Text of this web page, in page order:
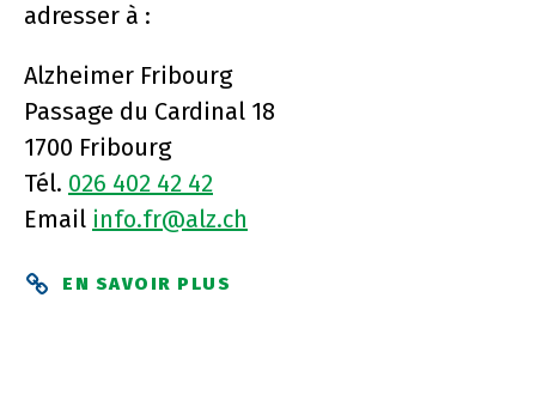
adresser à :
Alzheimer Fribourg
Passage du Cardinal 18
1700 Fribourg
Tél. 026 402 42 42
Email info.fr@alz.ch
EN SAVOIR PLUS